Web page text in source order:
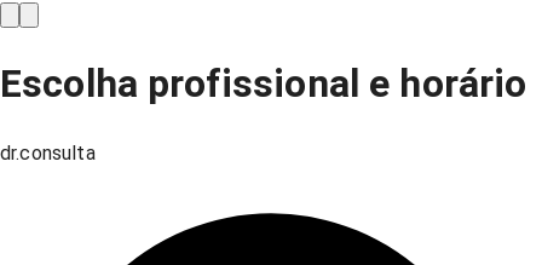
Escolha profissional e horário
dr.consulta